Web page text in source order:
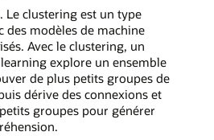
. Le clustering est un type
des modèles de machine
Avec le clustering, un
explore un ensemble
de plus petits groupes de
dérive des connexions et
groupes pour générer